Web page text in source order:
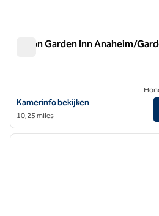
Hilton Garden Inn Anaheim/
Bekijk hoteldetails voor Hilton Garden
Kamerinfo bekijken
10,25 miles
1 van 11